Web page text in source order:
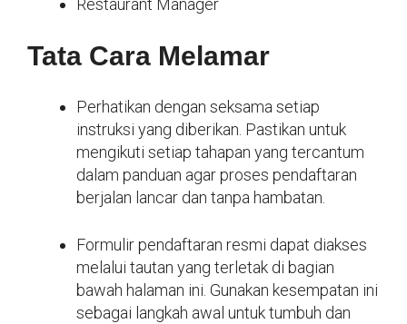
Restaurant Manager
Tata Cara Melamar
Perhatikan dengan seksama setiap
instruksi yang diberikan. Pastikan untuk
mengikuti setiap tahapan yang tercantum
dalam panduan agar proses pendaftaran
berjalan lancar dan tanpa hambatan.
Formulir pendaftaran resmi dapat diakses
melalui tautan yang terletak di bagian
bawah halaman ini. Gunakan kesempatan ini
sebagai langkah awal untuk tumbuh dan